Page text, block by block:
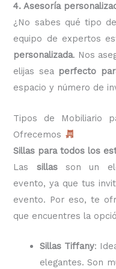
4. Asesoría
¿No sabes qué tipo
equipo de expertos
personalizada. Nos
elijas sea perfecto
espacio y número de
Tipos de Mobiliario
Ofrecemos
Sillas para todos los
Las sillasson un
evento, ya que tus
evento. Por eso, te
que encuentres la
Sillas Tiffany:
elegantes. Son